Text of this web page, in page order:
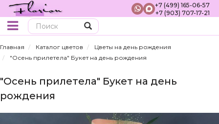
+7 (499) 165-06-57
+7 (903) 707-17-21
Главная Каталог цветов
Цветы на день рождения
"Осень прилетела" Букет на день рождения
"Осень прилетела" Букет на день
рождения